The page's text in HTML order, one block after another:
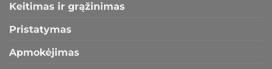
Keitimas ir grąžinimas
Pristatymas
Apmokėjimas